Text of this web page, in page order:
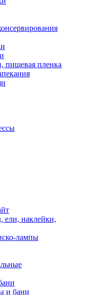
пищевая пленка
ели, наклейки,
лампы
и бани